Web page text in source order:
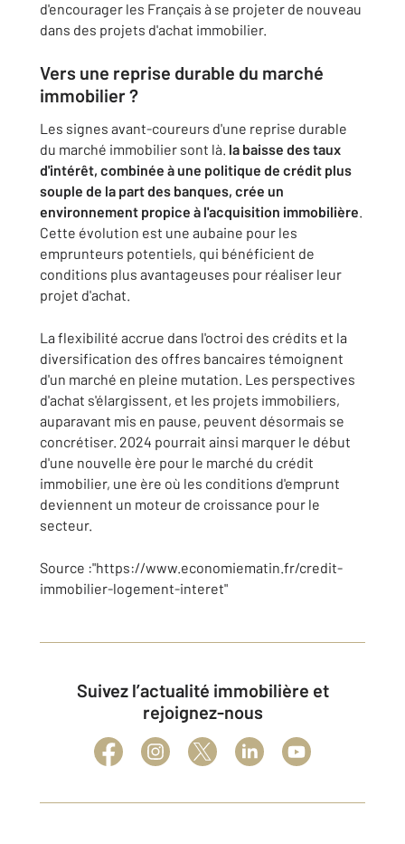
d'encourager les Français à se projeter de nouveau
dans des projets d'achat immobilier.
Vers une reprise durable du marché
immobilier ?
Les signes avant-coureurs d'une reprise durable
du marché immobilier sont là. la baisse des taux
d'intérêt, combinée à une politique de crédit plus
souple de la part des banques, crée un
environnement propice à l'acquisition immobilière.
Cette évolution est une aubaine pour les
emprunteurs potentiels, qui bénéficient de
conditions plus avantageuses pour réaliser leur
projet d'achat.
La flexibilité accrue dans l'octroi des crédits et la
diversification des offres bancaires témoignent
d'un marché en pleine mutation. Les perspectives
d'achat s'élargissent, et les projets immobiliers,
auparavant mis en pause, peuvent désormais se
concrétiser. 2024 pourrait ainsi marquer le début
d'une nouvelle ère pour le marché du crédit
immobilier, une ère où les conditions d'emprunt
deviennent un moteur de croissance pour le
secteur.
Source :"https://www.economiematin.fr/credit-
immobilier-logement-interet"
Suivez l’actualité immobilière et
rejoignez-nous